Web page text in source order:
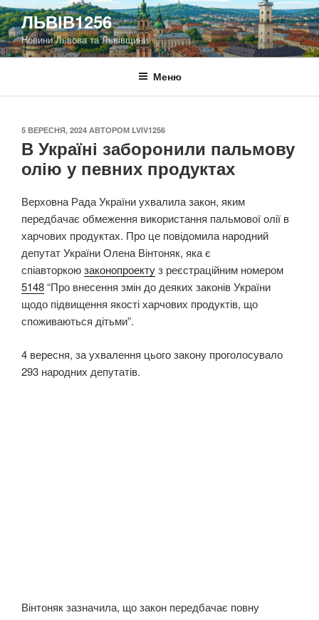
Перейти
до
вмісту
ЛЬВІВ1256
Новини Львова та Львівщини
Меню
ОПУБЛІКОВАНО
5 ВЕРЕСНЯ, 2024 АВТОРОМ LVIV1256
В Україні заборонили пальмову
олію у певних продуктах
Верховна Рада України ухвалила закон, яким
передбачає обмеження використання пальмової олії в
харчових продуктах. Про це повідомила народний
депутат України Олена Вінтоняк, яка є
спіавторкоюзаконопроектуз реєстраційним номером
5148“Про внесення змін до деяких законів України
щодо підвищення якості харчових продуктів, що
споживаються дітьми”.
4 вересня, за ухвалення цього закону проголосувало
293 народних депутатів.
Вінтоняк зазначила, що закон передбачає повну